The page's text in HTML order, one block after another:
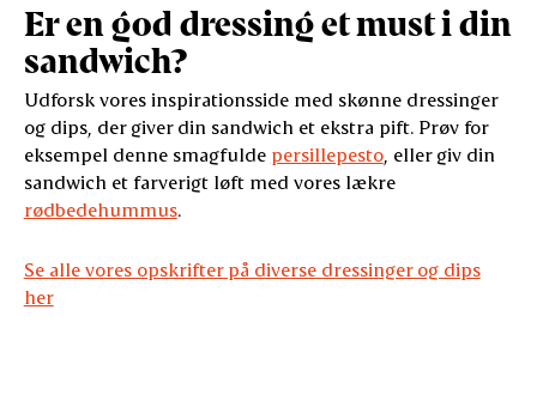
Er en god dressing et must i din
sandwich?
Udforsk vores inspirationsside med skønne dressinger
og dips, der giver din sandwich et ekstra pift. Prøv for
eksempel denne smagfulde persillepesto, eller giv din
sandwich et farverigt løft med vores lækre
rødbedehummus.
Se alle vores opskrifter på diverse dressinger og dips
her